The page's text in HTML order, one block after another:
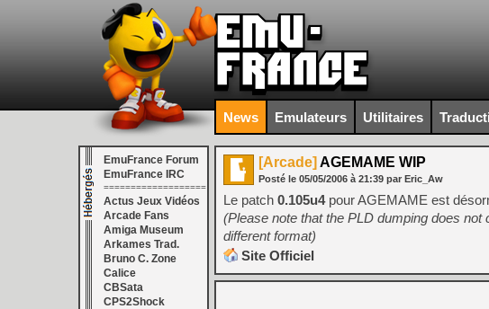
News Emulateurs Utilitaires
EmuFrance Forum
EmuFrance IRC
===================
Actus Jeux Vidéos
Arcade Fans
Amiga Museum
Arkames Trad.
Bruno C. Zone
Calice
CBSata
CPS2Shock
[Arcade] AGEMAME WIP
Posté le 05/05/2006 à 21:39 par Eric_Aw
Le patch 0.105u4pour AGEMAME est
(Please note that the PLD dumping does
different format)
Site Officiel